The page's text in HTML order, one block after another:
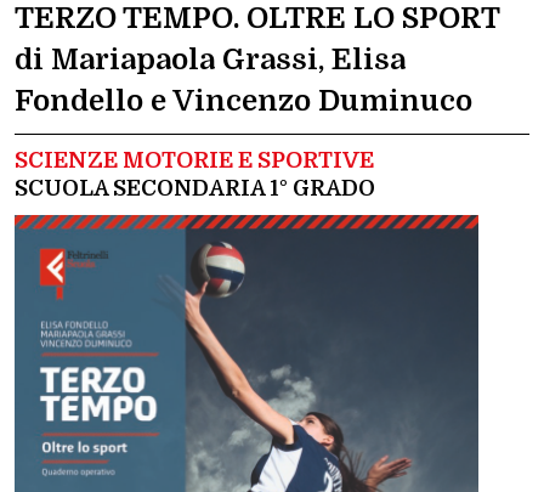
TERZO TEMPO. OLTRE LO SPORT
di Mariapaola Grassi, Elisa
Fondello e Vincenzo Duminuco
SCIENZE MOTORIE E SPORTIVE
SCUOLA SECONDARIA 1° GRADO